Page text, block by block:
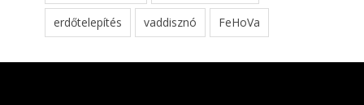
erdőtelepítés vaddisznó FeHoVa